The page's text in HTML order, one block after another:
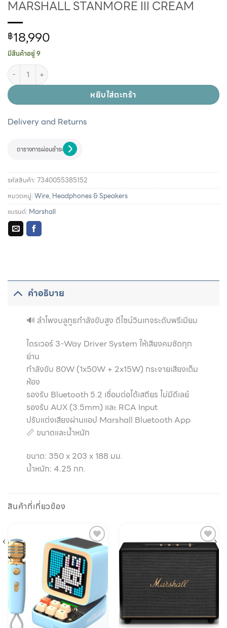
MARSHALL STANMORE III CREAM
฿18,990
มีสินค้าอยู่ 9
หยิบใส่ตะกร้า
Delivery and Returns
ตารางการผ่อนชำระ
รหัสสินค้า:7340055385152
หมวดหมู่:Wire, Headphones & Speakers
แบรนด์: Marshall
คำอธิบาย
🔊 ลำโพงบลูทูธกำลังขับสูง ดีไซน์วินเทจระดับพรีเมียม
ไดรเวอร์ 3-Way Driver System ให้เสียงคมชัดทุก
ย่าน
กำลังขับ 80W (1x50W + 2x15W) กระจายเสียงเต็ม
ห้อง
รองรับ Bluetooth 5.2 เชื่อมต่อได้เสถียร ไม่มีดีเลย์
รองรับ AUX (3.5mm) และ RCA Input
ปรับแต่งเสียงผ่านแอป Marshall Bluetooth App
📏 ขนาดและน้ำหนัก
ขนาด: 350 x 203 x 188 มม.
น้ำหนัก: 4.25 กก.
สินค้าที่เกี่ยวข้อง
Add to
wishlist
Add to
wishlist